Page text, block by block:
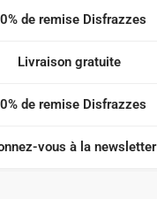
de remise Disfrazzes
Livraison gratuite
de remise Disfrazzes
vous à la newsletter